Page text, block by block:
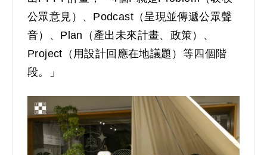
公眾意見）、Podcast（呈現並傳遞公眾聲
音）、Plan（產出未來計畫、政策）、
Project（用設計回應在地議題）等四個階
段。」